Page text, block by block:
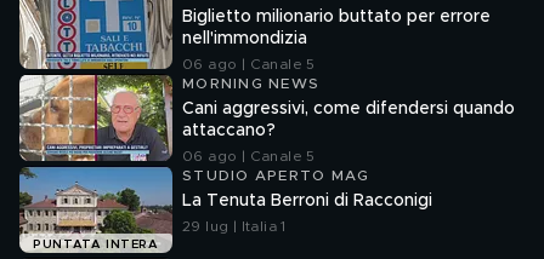
Biglietto milionario buttato per errore
nell'immondizia
06 ago | Canale 5
MORNING NEWS
Cani aggressivi, come difendersi quando
attaccano?
06 ago | Canale 5
PUNTATA INTERA
STUDIO APERTO MAG
La Tenuta Berroni di Racconigi
29 lug | Italia 1